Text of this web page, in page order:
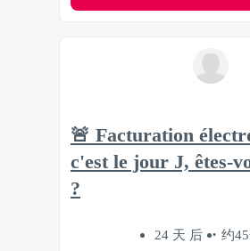
🚨 Facturation
c'est le jour J, êtes-
?
24 天 后 约